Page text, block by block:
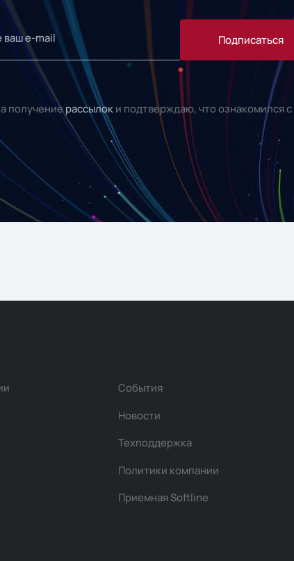
Подписаться
получениерассылок и подтверждаю, что ознакомился с
События
Новости
Техподдержка
Политики компании
Приемная Softline